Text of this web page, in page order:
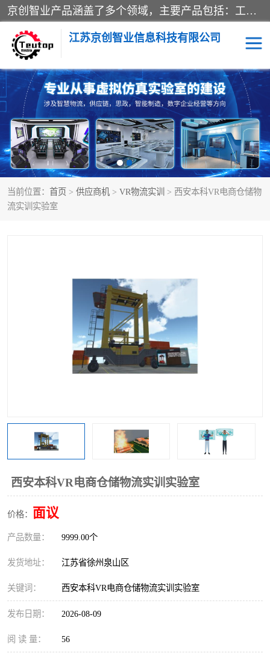
京创智业产品涵盖了多个领域，主要产品包括：工业4.0生产线解决方案，智慧物流综合实训室，教学设备与实验室建设，虚拟仿真实验室等。公司将秉持“创新、执着、诚信、共赢”的理念，以“将服务当作使命”为核心价值观，致力于为客户创造价值，与客户、合作伙伴和员工共同成长。
江苏京创智业信息科技有限公司
当前位置： 首页 > 供应商机 > VR物流实训
> 西安本科VR电商仓储物
流实训实验室
西安本科VR电商仓储物流实训实验室
价格： 面议
产品数量： 9999.00个
发货地址： 江苏省徐州泉山区
关键词： 西安本科VR电商仓储物流实训实验室
发布日期： 2026-08-09
阅 读 量： 56
VR物流实训 低碳供应链
生产系统仿真 冷链物流
供应链管理 思政
智慧零售实训 智能制造
工业工程实训室